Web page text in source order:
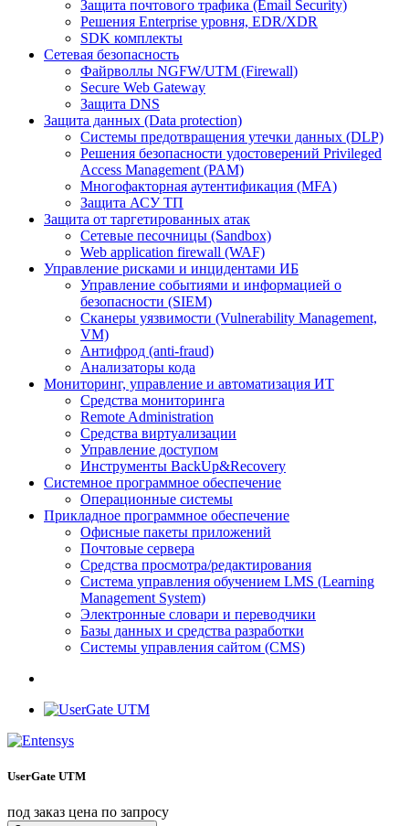
Защита почтового трафика (Email Security)
Решения Enterprise уровня, EDR/XDR
SDK комплекты
Сетевая безопасность
Файрволлы NGFW/UTM (Firewall)
Secure Web Gateway
Защита DNS
Защита данных (Data protection)
Системы предотвращения утечки данных (DLP)
Решения безопасности удостоверений Privileged
Access Management (PAM)
Многофакторная аутентификация (MFA)
Защита АСУ ТП
Защита от таргетированных атак
Сетевые песочницы (Sandbox)
Web application firewall (WAF)
Управление рисками и инцидентами ИБ
Управление событиями и информацией о
безопасности (SIEM)
Сканеры уязвимости (Vulnerability Management,
VM)
Антифрод (anti-fraud)
Анализаторы кода
Мониторинг, управление и автоматизация ИТ
Средства мониторинга
Remote Administration
Средства виртуализации
Управление доступом
Инструменты BackUp&Recovery
Системное программное обеспечение
Операционные системы
Прикладное программное обеспечение
Офисные пакеты приложений
Почтовые сервера
Средства просмотра/редактирования
Система управления обучением LMS (Learning
Management System)
Электронные словари и переводчики
Базы данных и средства разработки
Системы управления сайтом (CMS)
UserGate UTM
под заказ цена по запросу